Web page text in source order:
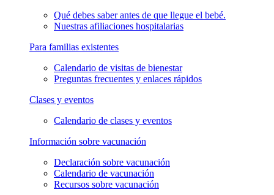
Qué debes saber antes de que llegue el bebé.
Nuestras afiliaciones hospitalarias
Para familias existentes
Calendario de visitas de bienestar
Preguntas frecuentes y enlaces rápidos
Clases y eventos
Calendario de clases y eventos
Información sobre vacunación
Declaración sobre vacunación
Calendario de vacunación
Recursos sobre vacunación